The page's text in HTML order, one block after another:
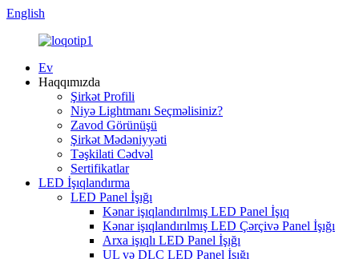
English
Ev
Haqqımızda
Şirkət Profili
Niyə Lightmanı Seçməlisiniz?
Zavod Görünüşü
Şirkət Mədəniyyəti
Təşkilati Cədvəl
Sertifikatlar
LED İşıqlandırma
LED Panel İşığı
Kənar işıqlandırılmış LED Panel İşıq
Kənar işıqlandırılmış LED Çərçivə Panel İşığı
Arxa işıqlı LED Panel İşığı
UL və DLC LED Panel İşığı